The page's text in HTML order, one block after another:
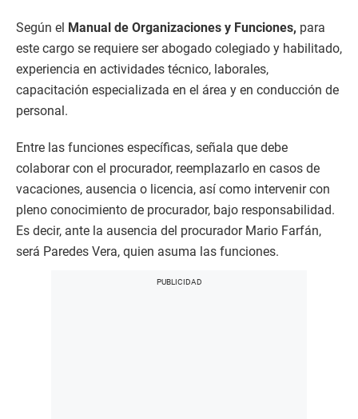
Según el Manual de Organizaciones y Funciones, para
este cargo se requiere ser abogado colegiado y habilitado,
experiencia en actividades técnico, laborales,
capacitación especializada en el área y en conducción de
personal.
Entre las funciones específicas, señala que debe
colaborar con el procurador, reemplazarlo en casos de
vacaciones, ausencia o licencia, así como intervenir con
pleno conocimiento de procurador, bajo responsabilidad.
Es decir, ante la ausencia del procurador Mario Farfán,
será Paredes Vera, quien asuma las funciones.